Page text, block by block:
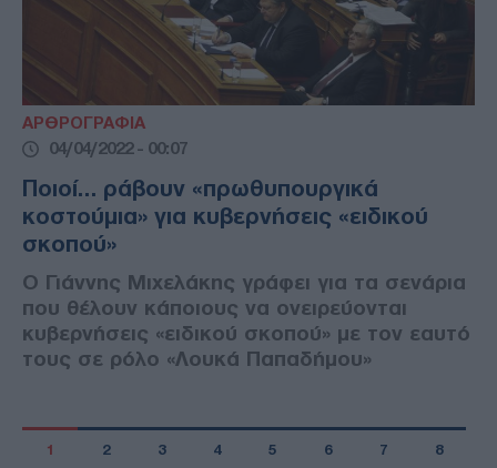
ΑΡΘΡΟΓΡΑΦΙΑ
04/04/2022 - 00:07
Ποιοί… ράβουν «πρωθυπουργικά
κοστούμια» για κυβερνήσεις «ειδικού
σκοπού»
Ο Γιάννης Μιχελάκης γράφει για τα σενάρια
που θέλουν κάποιους να ονειρεύονται
κυβερνήσεις «ειδικού σκοπού» με τον εαυτό
τους σε ρόλο «Λουκά Παπαδήμου»
1 2 3 4 5 6 7 8